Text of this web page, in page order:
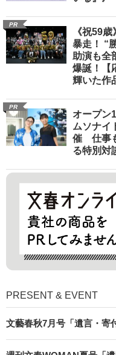
PR
《祝59
暴走！ “
助演も全
爆誕！【
輝いた作
PR
オープン
ムソナイ
催 仕事
る特別対
PRESENT & EVENT
文藝春秋7月号「遺言・寄